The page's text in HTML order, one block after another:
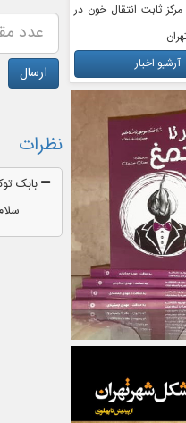
فعالیت ۱۰ مرکز ثابت انتقال خون در
آرشیو اخبار
نظرات
بابک